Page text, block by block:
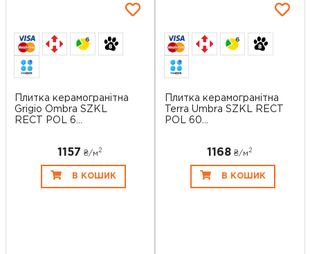
6
Плитка керамогранітна
Grigio Ombra SZKL
RECT POL 6...
1157 ₴/м2
В КОШИК
6
Плитка керамогранітна
Terra Umbra SZKL RECT
POL 60...
1168 ₴/м2
В КОШИК